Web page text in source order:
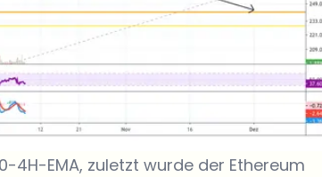
4H-EMA, zuletzt wurde der Ethereum